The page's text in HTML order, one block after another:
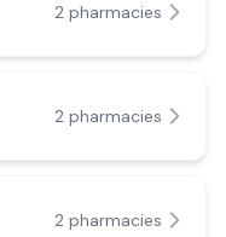
2 pharmacies
2 pharmacies
2 pharmacies